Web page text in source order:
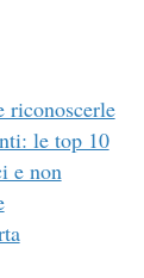
riconoscerle
le top 10
e non